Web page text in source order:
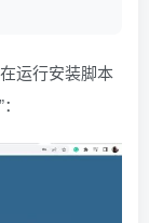
运行安装脚本